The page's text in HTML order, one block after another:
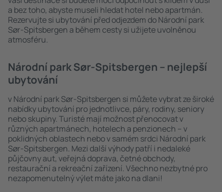
a bez toho, abyste museli hledat hotel nebo apartmán.
Rezervujte si ubytování před odjezdem do Národní park
Sør-Spitsbergen a během cesty si užijete uvolněnou
atmosféru.
Národní park Sør-Spitsbergen – nejlepší
ubytování
v Národní park Sør-Spitsbergen si můžete vybrat ze široké
nabídky ubytování pro jednotlivce, páry, rodiny, seniory
nebo skupiny. Turisté mají možnost přenocovat v
různých apartmánech, hotelech a penzionech – v
poklidných oblastech nebo v samém srdci Národní park
Sør-Spitsbergen. Mezi další výhody patří i nedaleké
půjčovny aut, veřejná doprava, četné obchody,
restaurační a rekreační zařízení. Všechno nezbytné pro
nezapomenutelný výlet máte jako na dlani!